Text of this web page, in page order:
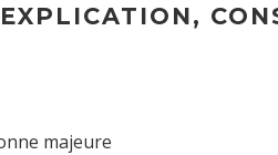
majeure